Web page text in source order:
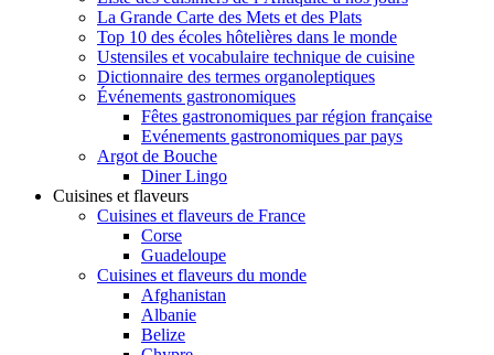
La Grande Carte des Mets et des Plats
Top 10 des écoles hôtelières dans le monde
Ustensiles et vocabulaire technique de cuisine
Dictionnaire des termes organoleptiques
Événements gastronomiques
Fêtes gastronomiques par région française
Evénements gastronomiques par pays
Argot de Bouche
Diner Lingo
Cuisines et flaveurs
Cuisines et flaveurs de France
Corse
Guadeloupe
Cuisines et flaveurs du monde
Afghanistan
Albanie
Belize